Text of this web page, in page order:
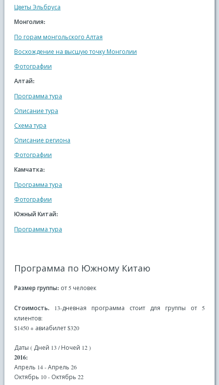
Цветы Эльбруса
Монголия:
По горам монгольского Алтая
Восхождение на высшую точку Монголии
Фотографии
Алтай:
Программа тура
Описание тура
Схема тура
Описание региона
Фотографии
Камчатка:
Программа тура
Фотографии
Южный Китай:
Программа тура
Программа по Южному Китаю
Размер группы: от 5 человек
Стоимость.13-дневная программа стоит для группы от 5
клиентов:
$1450 + авиабилет $320
Даты ( Дней 13 / Ночей 12 )
2016:
Апрель 14 - Апрель 26
Октябрь 10 - Октябрь 22